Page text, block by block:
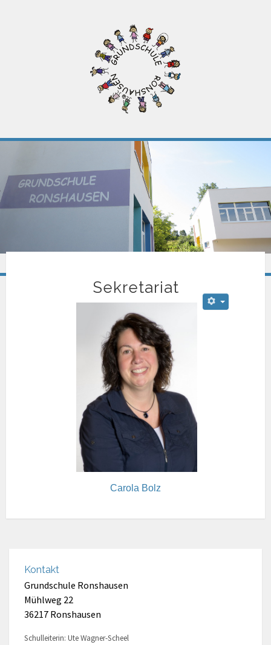
Kontakt
Grundschule Ronshausen
Mühlweg 22
36217 Ronshausen
Schulleiterin: Ute Wagner-Scheel
Sekretariat
Carola Bolz